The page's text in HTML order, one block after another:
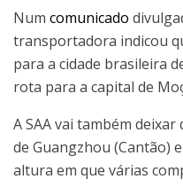
Num comunicado
transportadora indicou
para a cidade brasileira
rota para a capital de
A SAA vai também
de Guangzhou (Cantão)
altura em que várias